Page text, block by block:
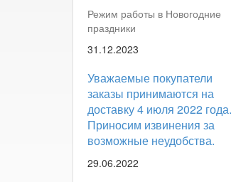
Режим работы в Новогодние
праздники
31.12.2023
Уважаемые покупатели
заказы принимаются на
доставку 4 июля 2022 года.
Приносим извинения за
возможные неудобства.
29.06.2022